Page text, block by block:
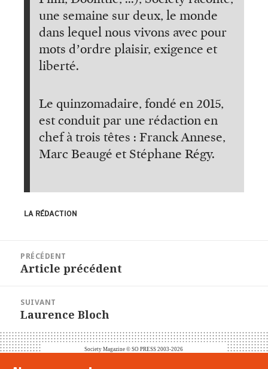
une semaine sur deux, le monde
dans lequel nous vivons avec pour
mots d’ordre plaisir, exigence et
liberté.
Le quinzomadaire, fondé en 2015,
est conduit par une rédaction en
chef à trois têtes : Franck Annese,
Marc Beaugé et Stéphane Régy.
LA RÉDACTION
Navigation
PRÉCÉDENT
Article
précédent :
Article précédent
SUIVANT
Article
suivant :
Laurence Bloch
Society Magazine © SO PRESS 2003-2026